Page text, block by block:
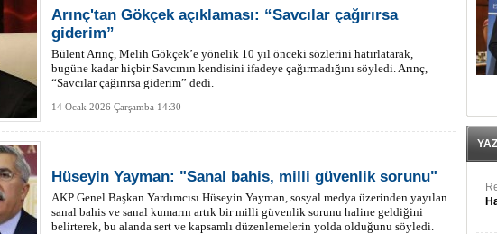
Arınç'tan Gökçek açıklaması: “Savcılar çağırırsa
giderim”
Bülent Arınç, Melih Gökçek’e yönelik 10 yıl önceki sözlerini hatırlatarak,
bugüne kadar hiçbir Savcının kendisini ifadeye çağırmadığını söyledi. Arınç,
“Savcılar çağırırsa giderim” dedi.
14 Ocak 2026 Çarşamba 14:30
Hüseyin Yayman: "Sanal bahis, milli güvenlik sorunu"
AKP Genel Başkan Yardımcısı Hüseyin Yayman, sosyal medya üzerinden yayılan
sanal bahis ve sanal kumarın artık bir milli güvenlik sorunu haline geldiğini
belirterek, bu alanda sert ve kapsamlı düzenlemelerin yolda olduğunu söyledi.